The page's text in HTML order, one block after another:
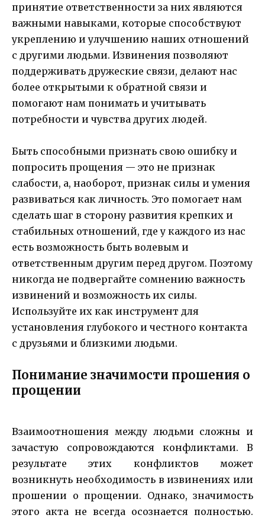
принятие ответственности за них являются
важными навыками, которые способствуют
укреплению и улучшению наших отношений
с другими людьми. Извинения позволяют
поддерживать дружеские связи, делают нас
более открытыми к обратной связи и
помогают нам понимать и учитывать
потребности и чувства других людей.
Быть способными признать свою ошибку и
попросить прощения — это не признак
слабости, а, наоборот, признак силы и умения
развиваться как личность. Это помогает нам
сделать шаг в сторону развития крепких и
стабильных отношений, где у каждого из нас
есть возможность быть волевым и
ответственным другим перед другом. Поэтому
никогда не подвергайте сомнению важность
извинений и возможность их силы.
Используйте их как инструмент для
установления глубокого и честного контакта
с друзьями и близкими людьми.
Понимание значимости прошения о
прощении
Взаимоотношения между людьми сложны и
зачастую сопровождаются конфликтами. В
результате этих конфликтов может
возникнуть необходимость в извинениях или
прошении о прощении. Однако, значимость
этого акта не всегда осознается полностью.